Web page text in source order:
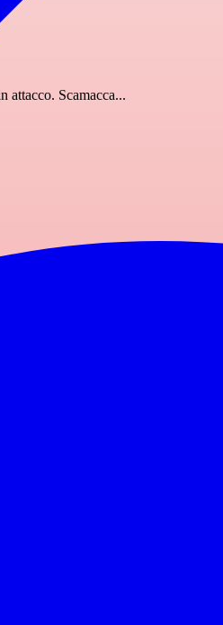
attacco. Scamacca...